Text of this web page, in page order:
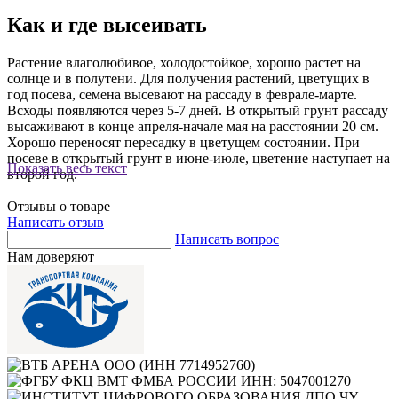
Показать весь текст
Как и где высеивать
Растение влаголюбивое, холодостойкое, хорошо растет на
солнце и в полутени. Для получения растений, цветущих в
год посева, семена высевают на рассаду в феврале-марте.
Всходы появляются через 5-7 дней. В открытый грунт рассаду
высаживают в конце апреля-начале мая на расстоянии 20 см.
Хорошо переносят пересадку в цветущем состоянии. При
посеве в открытый грунт в июне-июле, цветение наступает на
второй год.
Отзывы о товаре
Написать отзыв
Написать вопрос
Нам доверяют